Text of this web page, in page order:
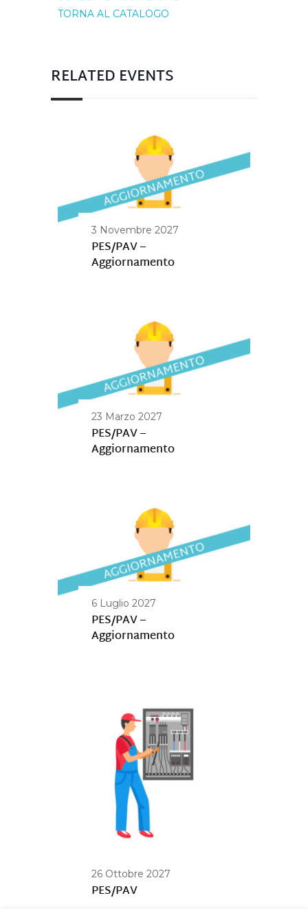
TORNA AL CATALOGO
RELATED EVENTS
3 Novembre 2027
PES/PAV –
Aggiornamento
23 Marzo 2027
PES/PAV –
Aggiornamento
6 Luglio 2027
PES/PAV –
Aggiornamento
26 Ottobre 2027
PES/PAV